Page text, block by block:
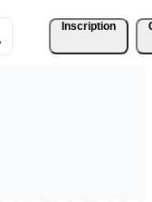
Inscription